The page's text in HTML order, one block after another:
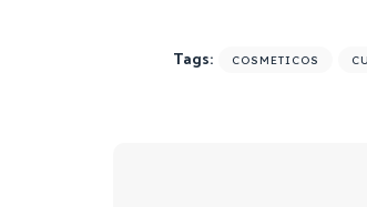
Tags: COSMETICOS